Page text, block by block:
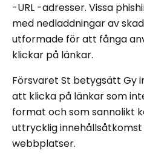
-URL -adresser. Vissa
med nedladdningar av
utformade för att fånga
klickar på länkar.
Försvaret St betygsätt Gy
att klicka på länkar som
format och som sannolikt
uttrycklig innehållsåtkomst
webbplatser.